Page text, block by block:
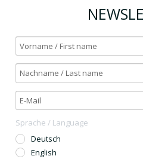
Sprache / Language
Deutsch
English